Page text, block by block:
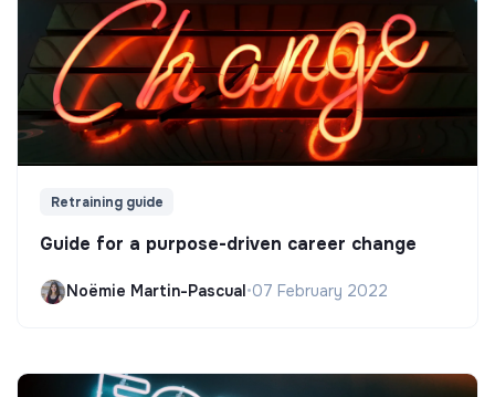
Retraining guide
Guide for a purpose-driven career change
Noëmie Martin-Pascual•07 February 2022